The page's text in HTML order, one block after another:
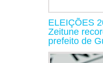
ELEIÇÕES
Zeitune
prefeito de